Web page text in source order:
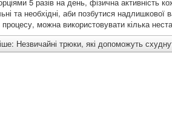
та необхідні, аби позбутися
можна використовувати кілька
Незвичайні трюки, які допоможуть